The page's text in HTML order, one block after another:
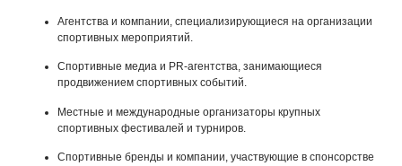
Агентства и компании, специализирующиеся на организации
спортивных мероприятий.
Спортивные медиа и PR-агентства, занимающиеся
продвижением спортивных событий.
Местные и международные организаторы крупных
спортивных фестивалей и турниров.
Спортивные бренды и компании, участвующие в спонсорстве